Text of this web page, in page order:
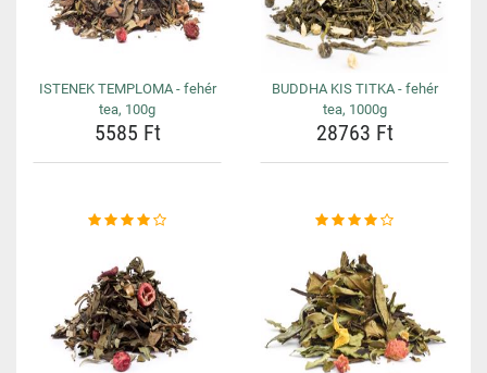
ISTENEK TEMPLOMA - fehér
tea, 100g
5585 Ft
BUDDHA KIS TITKA - fehér
tea, 1000g
28763 Ft